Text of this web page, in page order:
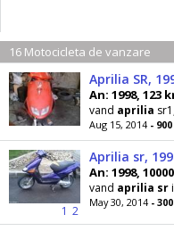
16 Motocicleta de vanzare
Aprilia SR,
An: 1998, 123
vand aprilia sr1,
Aug 15, 2014 -
1 2
Aprilia sr,
An: 1998,
vand aprilia sr
May 30, 2014 -